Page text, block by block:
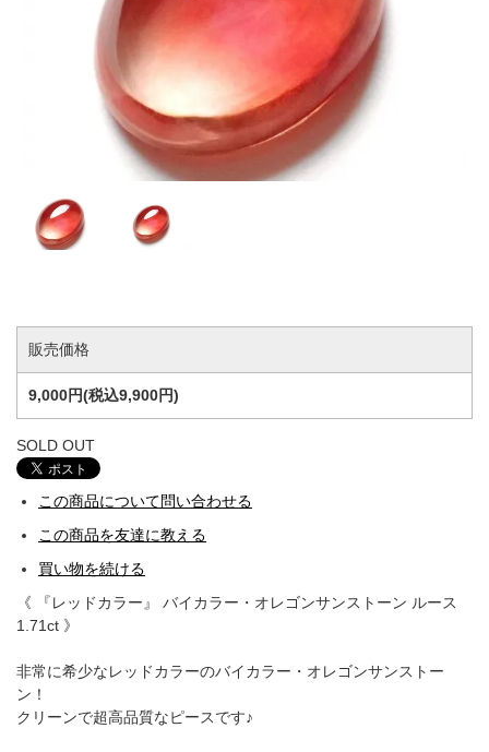
販売価格
9,000円(税込9,900円)
SOLD OUT
この商品について問い合わせる
この商品を友達に教える
買い物を続ける
《 『レッドカラー』 バイカラー・オレゴンサンストーン ルース
1.71ct 》
非常に希少なレッドカラーのバイカラー・オレゴンサンストー
ン！
クリーンで超高品質なピースです♪